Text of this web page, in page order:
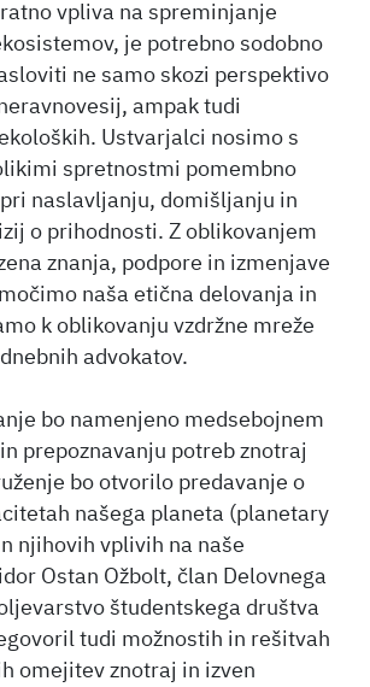
vpliva na spreminjanje
je potrebno sodobno
ne samo skozi perspektivo
ampak tudi
Ustvarjalci nosimo s
spretnostmi pomembno
naslavljanju, domišljanju in
o prihodnosti. Z oblikovanjem
znanja, podpore in izmenjave
naša etična delovanja in
k oblikovanju vzdržne mreže
advokatov.
bo namenjeno medsebojnem
prepoznavanju potreb znotraj
bo otvorilo predavanje o
našega planeta (planetary
njihovih vplivih na naše
Ostan Ožbolt, član Delovnega
študentskega društva
tudi možnostih in rešitvah
omejitev znotraj in izven